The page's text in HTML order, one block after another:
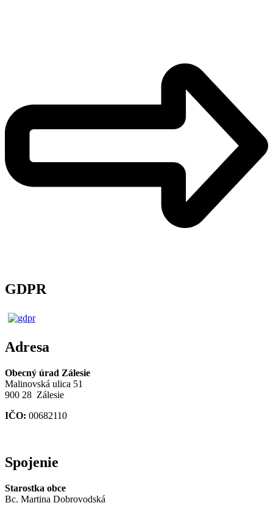
GDPR
Adresa
Obecný úrad Zálesie
Malinovská ulica 51
900 28 Zálesie
IČO: 00682110
Spojenie
Starostka obce
Bc. Martina Dobrovodská